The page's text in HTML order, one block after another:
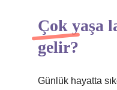
Çok yaşa
gelir?
Günlük hayatta